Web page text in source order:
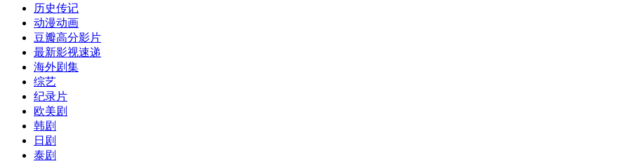
历史传记
动漫动画
豆瓣高分影片
最新影视速递
海外剧集
综艺
纪录片
欧美剧
韩剧
日剧
泰剧